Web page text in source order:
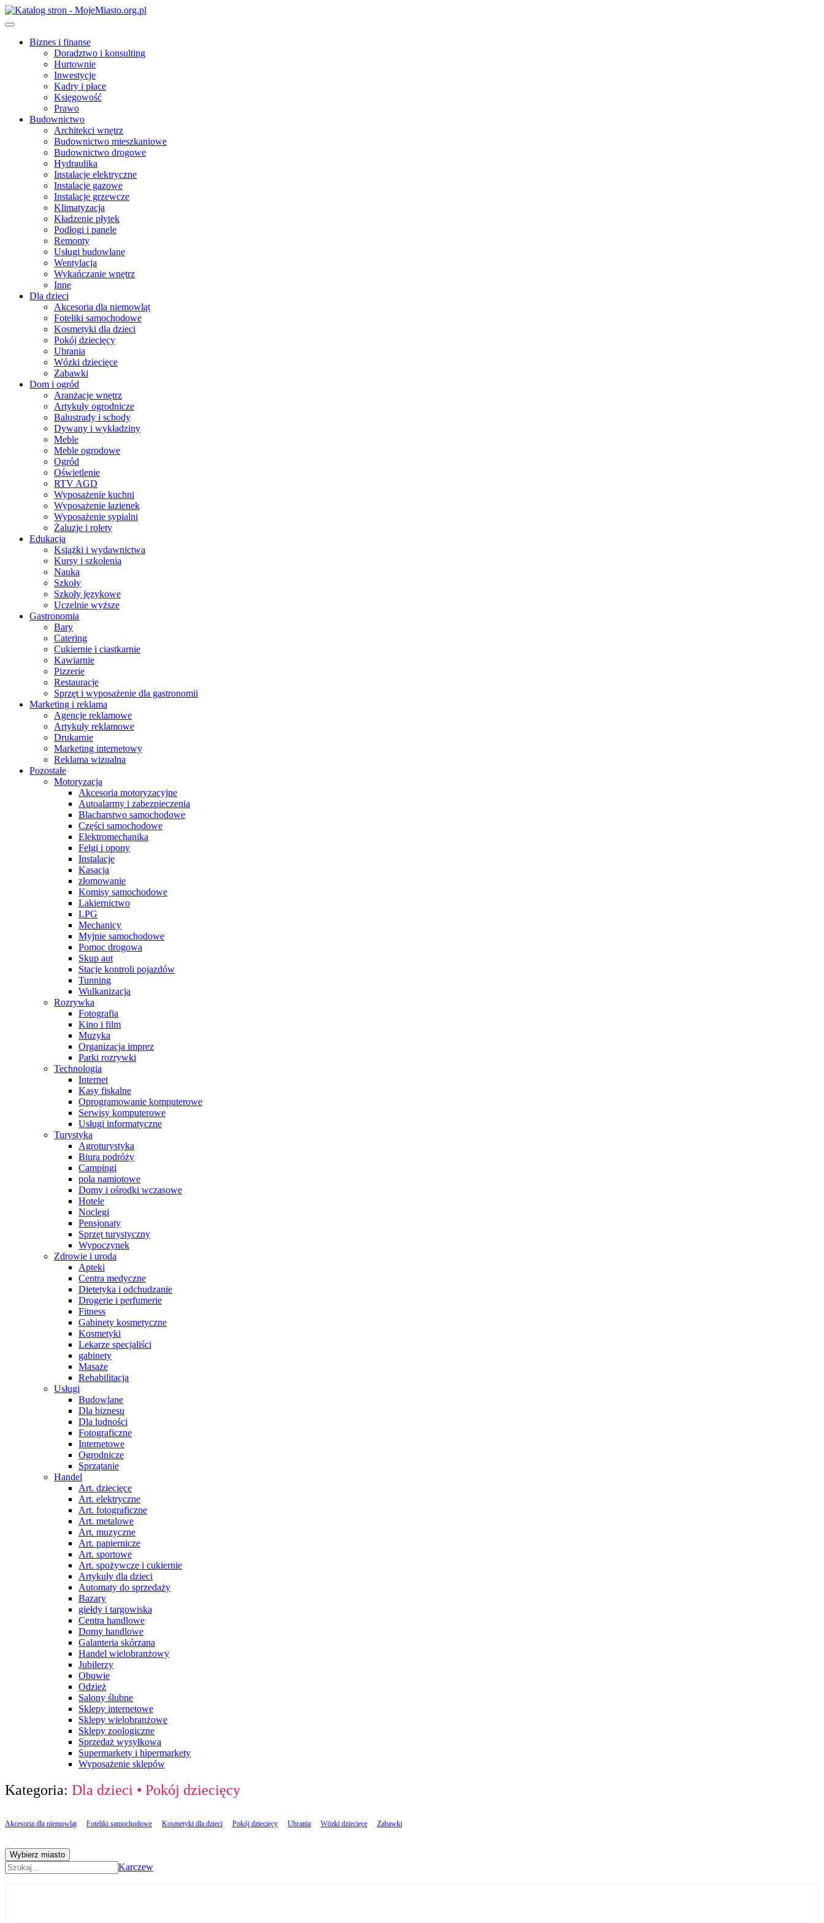
Skip
to
Biznes i finanse
Doradztwo i konsulting
Hurtownie
Inwestycje
Kadry i płace
Księgowość
Prawo
Budownictwo
Architekci wnętrz
Budownictwo mieszkaniowe
Budownictwo drogowe
Hydraulika
Instalacje elektryczne
Instalacje gazowe
Instalacje grzewcze
Klimatyzacja
Kładzenie płytek
Podłogi i panele
Remonty
Usługi budowlane
Wentylacja
Wykańczanie wnętrz
Inne
Dla dzieci
Akcesoria dla niemowląt
Foteliki samochodowe
Kosmetyki dla dzieci
Pokój dziecięcy
Ubrania
Wózki dziecięce
Zabawki
Dom i ogród
Aranżacje wnętrz
Artykuły ogrodnicze
Balustrady i schody
Dywany i wykładziny
Meble
Meble ogrodowe
Ogród
Oświetlenie
RTV AGD
Wyposażenie kuchni
Wyposażenie łazienek
Wyposażenie sypialni
Żaluzje i rolety
Edukacja
Książki i wydawnictwa
Kursy i szkolenia
Nauka
Szkoły
Szkoły językowe
Uczelnie wyższe
Gastronomia
Bary
Catering
Cukiernie i ciastkarnie
Kawiarnie
Pizzerie
Restauracje
Sprzęt i wyposażenie dla gastronomii
Marketing i reklama
Agencje reklamowe
Artykuły reklamowe
Drukarnie
Marketing internetowy
Reklama wizualna
Pozostałe
Motoryzacja
Akcesoria motoryzacyjne
Autoalarmy i zabezpieczenia
Blacharstwo samochodowe
Części samochodowe
Elektromechanika
Felgi i opony
Instalacje
Kasacja
złomowanie
Komisy samochodowe
Lakiernictwo
LPG
Mechanicy
Myjnie samochodowe
Pomoc drogowa
Skup aut
Stacje kontroli pojazdów
Tunning
Wulkanizacja
Rozrywka
Fotografia
Kino i film
Muzyka
Organizacja imprez
Parki rozrywki
Technologia
Internet
Kasy fiskalne
Oprogramowanie komputerowe
Serwisy komputerowe
Usługi informatyczne
Turystyka
Agroturystyka
Biura podróży
Campingi
pola namiotowe
Domy i ośrodki wczasowe
Hotele
Noclegi
Pensjonaty
Sprzęt turystyczny
Wypoczynek
Zdrowie i uroda
Apteki
Centra medyczne
Dietetyka i odchudzanie
Drogerie i perfumerie
Fitness
Gabinety kosmetyczne
Kosmetyki
Lekarze specjaliści
gabinety
Masaże
Rehabilitacja
Usługi
Budowlane
Dla biznesu
Dla ludności
Fotograficzne
Internetowe
Ogrodnicze
Sprzątanie
Handel
Art. dziecięce
Art. elektryczne
Art. fotograficzne
Art. metalowe
Art. muzyczne
Art. papiernicze
Art. sportowe
Art. spożywcze i cukiernie
Artykuły dla dzieci
Automaty do sprzedaży
Bazary
giełdy i targowiska
Centra handlowe
Domy handlowe
Galanteria skórzana
Handel wielobranżowy
Jubilerzy
Obuwie
Odzież
Salony ślubne
Sklepy internetowe
Sklepy wielobranżowe
Sklepy zoologiczne
Sprzedaż wysyłkowa
Supermarkety i hipermarkety
Wyposażenie sklepów
Kategoria: Dla dzieci • Pokój dziecięcy
Akcesoria dla niemowląt Foteliki samochodowe Kosmetyki dla dzieci Pokój dziecięcy Ubrania Wózki dziecięce Zabawki
Wybierz miasto
Karczew